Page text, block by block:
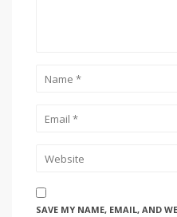
SAVE MY NAME, EMAIL, AND